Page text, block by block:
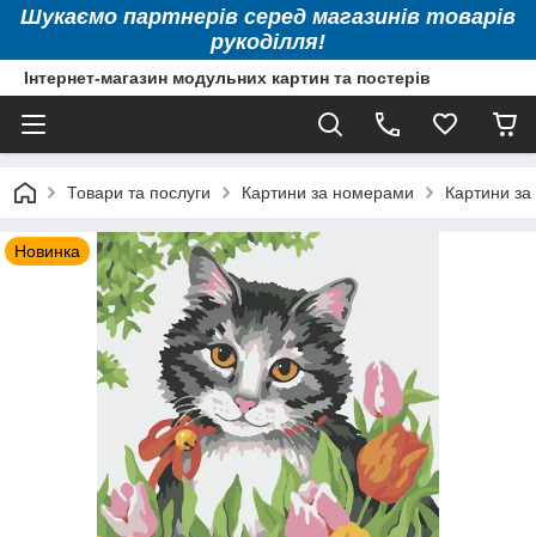
Шукаємо партнерів серед магазинів товарів
рукоділля!
Інтернет-магазин модульних картин та постерів
Товари та послуги Картини за номерами Картини
Новинка